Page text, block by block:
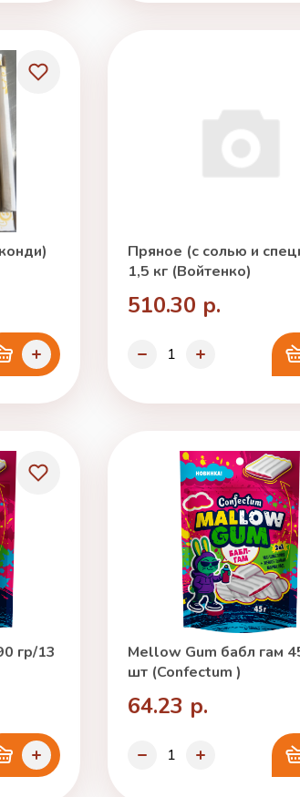
Пряное (с солью и
1,5 кг (Войтенко)
510.30 р.
гр/13
Mellow Gum бабл гам
шт (Confectum )
64.23 р.